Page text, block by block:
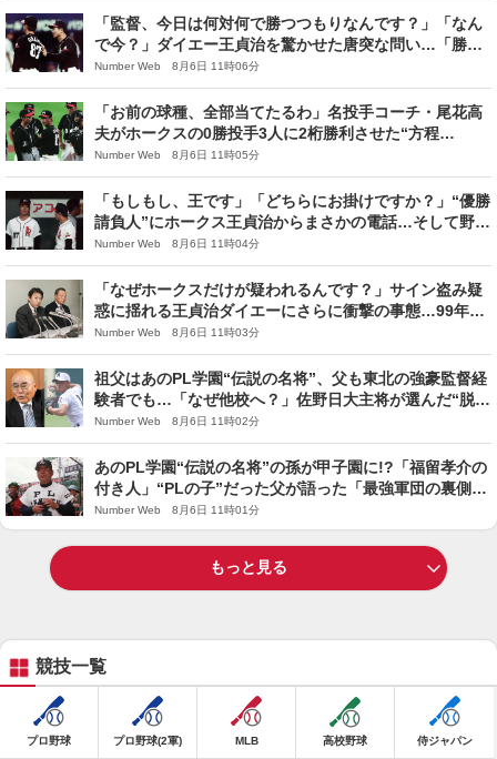
「監督、今日は何対何で勝つつもりなんです？」「なん
で今？」ダイエー王貞治を驚かせた唐突な問い…「勝つ
シナリオは7割決めておく」意味とは？
Number Web 8月6日 11時06分
「お前の球種、全部当てたるわ」名投手コーチ・尾花高
夫がホークスの0勝投手3人に2桁勝利させた“方程
式”「考え方次第で二流も一流になれる」
Number Web 8月6日 11時05分
「もしもし、王です」「どちらにお掛けですか？」“優勝
請負人”にホークス王貞治からまさかの電話…そして野村
克也が「考え直せ！」と言ったワケ
Number Web 8月6日 11時04分
「なぜホークスだけが疑われるんです？」サイン盗み疑
惑に揺れる王貞治ダイエーにさらに衝撃の事態…99年
「あの男」の急死からなぜ優勝できた？
Number Web 8月6日 11時03分
祖父はあのPL学園“伝説の名将”、父も東北の強豪監督経
験者でも…「なぜ他校へ？」佐野日大主将が選んだ“脱・
サラブレッドの道”と「家族LINE」秘話
Number Web 8月6日 11時02分
あのPL学園“伝説の名将”の孫が甲子園に!?「福留孝介の
付き人」“PLの子”だった父が語った「最強軍団の裏側」
と「親子3代で目指す甲子園」
Number Web 8月6日 11時01分
もっと見る
競技一覧
プロ野球 プロ野球(2軍) MLB 高校野球 侍ジャパン